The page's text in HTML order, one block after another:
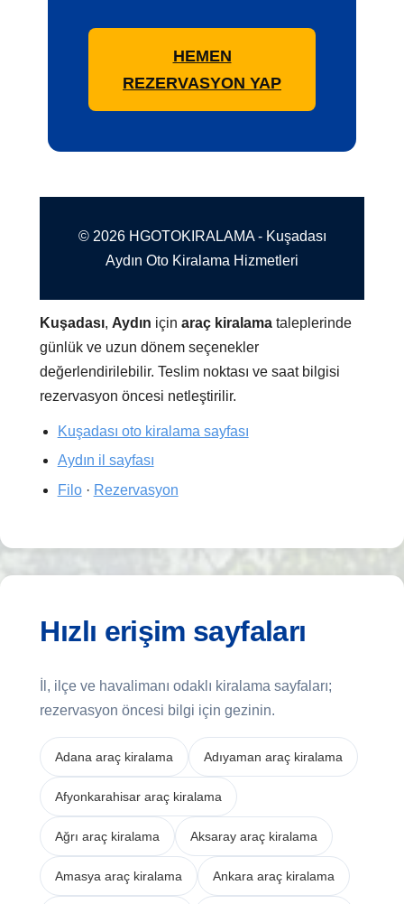
HEMEN
REZERVASYON YAP
© 2026 HGOTOKIRALAMA - Kuşadası
Aydın Oto Kiralama Hizmetleri
Kuşadası, Aydın içinaraç kiralama taleplerinde
günlük ve uzun dönem seçenekler
değerlendirilebilir. Teslim noktası ve saat bilgisi
rezervasyon öncesi netleştirilir.
Kuşadası oto kiralama sayfası
Aydın il sayfası
Filo· Rezervasyon
Hızlı erişim sayfaları
İl, ilçe ve havalimanı odaklı kiralama sayfaları;
rezervasyon öncesi bilgi için gezinin.
Adana araç kiralama Adıyaman araç kiralama
Afyonkarahisar araç kiralama
Ağrı araç kiralama Aksaray araç kiralama
Amasya araç kiralama Ankara araç kiralama